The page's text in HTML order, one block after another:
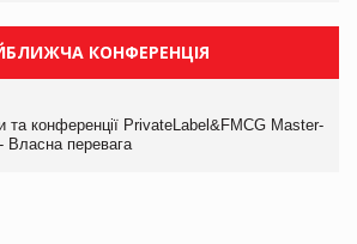
КОНФЕРЕНЦІЯ
та конференції PrivateLabel&FMCG Master-
Власна перевага